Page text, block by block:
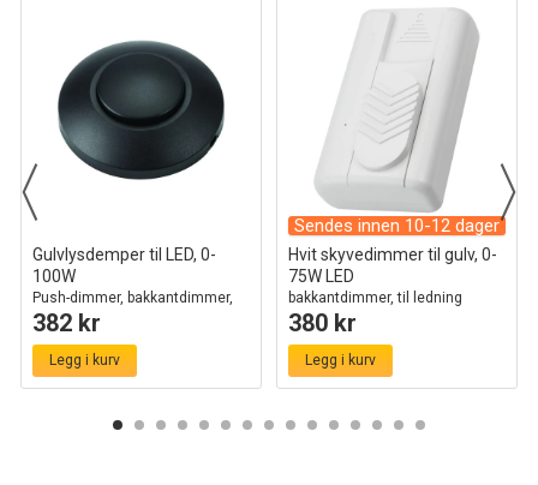
Gulvlysdemper til LED, 0-
100W
Push-dimmer, bakkantdimmer,
sort
382 kr
Legg i kurv
Sendes innen 10-12 dager
Hvit skyvedimmer til gulv, 0-
75W LED
bakkantdimmer, til ledning
380 kr
Legg i kurv